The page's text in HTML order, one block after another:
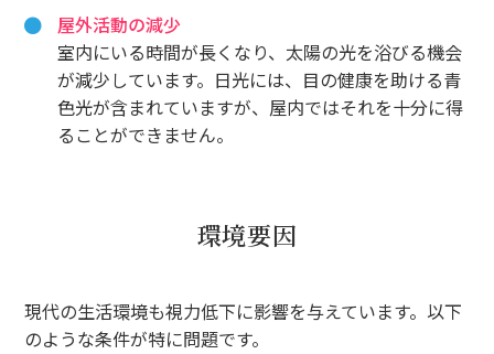
屋外活動の減少
室内にいる時間が長くなり、太陽の光を浴びる機会
が減少しています。日光には、目の健康を助ける青
色光が含まれていますが、屋内ではそれを十分に得
ることができません。
環境要因
現代の生活環境も視力低下に影響を与えています。以下
のような条件が特に問題です。